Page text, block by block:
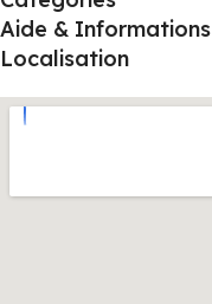
Aide & Informations
Localisation